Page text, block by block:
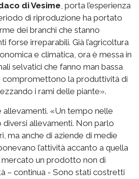
di Vesime, porta l’esperienza
di riproduzione ha portato
dei branchi che stanno
forse irreparabili. Già l’agricoltura
e climatica, ora è messa in
selvatici che fanno man bassa
compromettono la produttività di
i rami delle piante».
allevamenti. «Un tempo nelle
diversi allevamenti. Non parlo
ma anche di aziende di medie
l’attività accanto a quella
un prodotto non di
– continua - Sono stati costretti